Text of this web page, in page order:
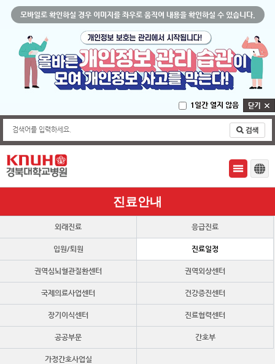
모바일로 확인하실 경우 이미지를 좌우로 움직여 내용을 확인하실 수 있습니다.
1일간 열지 않음
검색어를 입력하세요.
진료안내
외래진료 응급진료
입원/퇴원 진료일정
권역심뇌혈관질환센터 권역외상센터
국제의료사업센터 건강증진센터
장기이식센터 진료협력센터
공공부문 간호부
가정간호사업실